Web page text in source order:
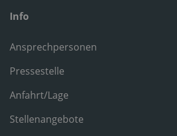
Info
Ansprechpersonen
Pressestelle
Anfahrt/Lage
Stellenangebote